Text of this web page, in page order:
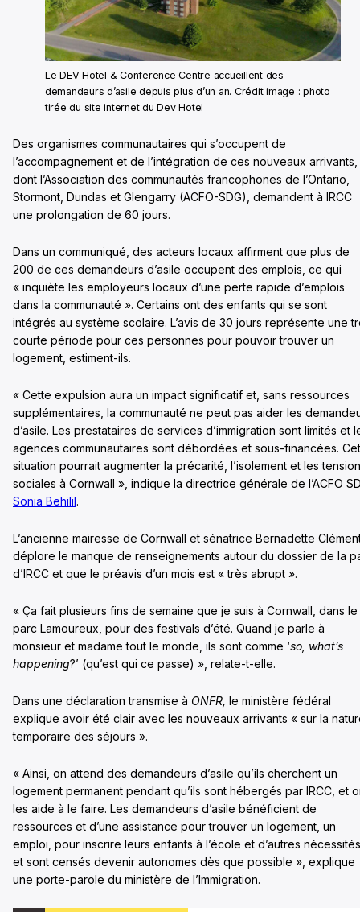
Le DEV Hotel & Conference Centre accueillent des
demandeurs d’asile depuis plus d’un an. Crédit image : photo
tirée du site internet du Dev Hotel
Des organismes communautaires qui s’occupent de
l’accompagnement et de l’intégration de ces nouveaux arrivants,
dont l’Association des communautés francophones de l’Ontario,
Stormont, Dundas et Glengarry (ACFO-SDG), demandent à IRCC
une prolongation de 60 jours.
Dans un communiqué, des acteurs locaux affirment que plus de
200 de ces demandeurs d’asile occupent des emplois, ce qui
« inquiète les employeurs locaux d’une perte rapide d’emplois
dans la communauté ». Certains ont des enfants qui se sont
intégrés au système scolaire. L’avis de 30 jours représente une
courte période pour ces personnes pour pouvoir trouver un
logement, estiment-ils.
« Cette expulsion aura un impact significatif et, sans ressources
supplémentaires, la communauté ne peut pas aider les
d’asile. Les prestataires de services d’immigration sont limités et
agences communautaires sont débordées et sous-financées.
situation pourrait augmenter la précarité, l’isolement et les
sociales à Cornwall », indique la directrice générale de l’ACFO
Sonia Behilil.
L’ancienne mairesse de Cornwall et sénatrice Bernadette
déplore le manque de renseignements autour du dossier de la
d’IRCC et que le préavis d’un mois est « très abrupt ».
« Ça fait plusieurs fins de semaine que je suis à Cornwall, dans le
parc Lamoureux, pour des festivals d’été. Quand je parle à
monsieur et madame tout le monde, ils sont comme ‘so, what’s
happening?’ (qu’est qui ce passe) », relate-t-elle.
Dans une déclaration transmise à ONFR, le ministère fédéral
explique avoir été clair avec les nouveaux arrivants « sur la
temporaire des séjours ».
« Ainsi, on attend des demandeurs d’asile qu’ils cherchent un
logement permanent pendant qu’ils sont hébergés par IRCC, et
les aide à le faire. Les demandeurs d’asile bénéficient de
ressources et d’une assistance pour trouver un logement, un
emploi, pour inscrire leurs enfants à l’école et d’autres
et sont censés devenir autonomes dès que possible », explique
une porte-parole du ministère de l’Immigration.